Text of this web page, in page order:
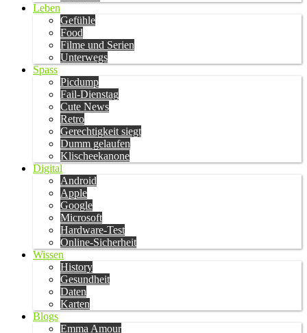
Leben
Gefühle
Food
Filme und Serien
Unterwegs
Spass
Picdump
Fail-Dienstag
Cute News
Retro
Gerechtigkeit siegt
Dumm gelaufen
Klischeekanone
Digital
Android
Apple
Google
Microsoft
Hardware-Test
Online-Sicherheit
Wissen
History
Gesundheit
Daten
Karten
Blogs
Emma Amour